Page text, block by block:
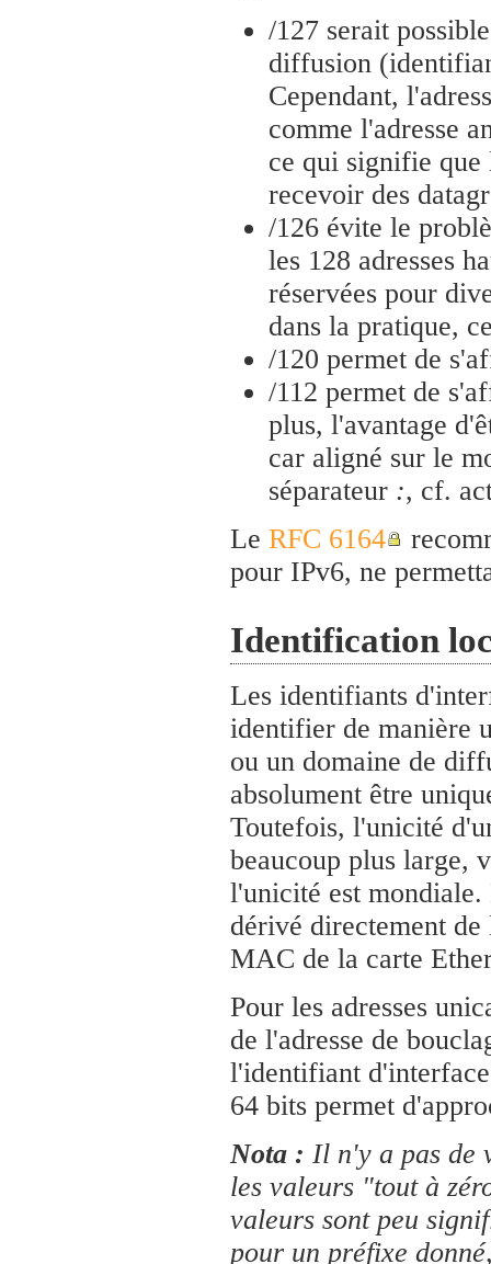
/127 serait
diffusion
Cependant,
comme l'adresse
ce qui signifie que
recevoir des
/126 évite le
les 128 adresses
réservées pour
dans la pratique,
/120 permet de
/112 permet de
plus, l'avantage
car aligné sur le
séparateur :, cf.
Le RFC 6164
pour IPv6, ne
Identification
Les identifiants
identifier de manière
ou un domaine de
absolument être
Toutefois, l'unicité
beaucoup plus large,
l'unicité est
dérivé directement de
MAC de la carte
Pour les adresses
de l'adresse de
l'identifiant
64 bits permet
Nota : Il n'y a pas de
les valeurs "tout à
valeurs sont peu
pour un préfixe